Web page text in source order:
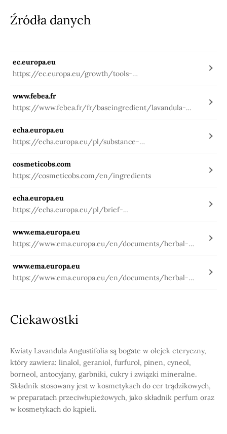
Źródła danych
ec.europa.eu
https://ec.europa.eu/growth/tools-
databases/cosing/index.cfm?
fuseaction=search.details_v2&id=57057
www.febea.fr
https://www.febea.fr/fr/baseingredient/lavandula-
angustifolia-flower
echa.europa.eu
https://echa.europa.eu/pl/substance-
information/-/substanceinfo/100.081.783
cosmeticobs.com
https://cosmeticobs.com/en/ingredients
echa.europa.eu
https://echa.europa.eu/pl/brief-
profile/-/briefprofile/100.081.783
www.ema.europa.eu
https://www.ema.europa.eu/en/documents/herbal-
report/draft-assessment-report-lavandula-angustifolia-
mill-aetheroleum-lavandula-angustifolia-mill-flos_en.pdf
www.ema.europa.eu
https://www.ema.europa.eu/en/documents/herbal-
report/final-assessment-report-lavandula-angustifolia-
flos_en.pdf
Ciekawostki
Kwiaty Lavandula Angustifolia są bogate w olejek eteryczny,
który zawiera: linalol, geraniol, furfurol, pinen, cyneol,
borneol, antocyjany, garbniki, cukry i związki mineralne.
Składnik stosowany jest w kosmetykach do cer trądzikowych,
w preparatach przeciwłupieżowych, jako składnik perfum oraz
w kosmetykach do kąpieli.